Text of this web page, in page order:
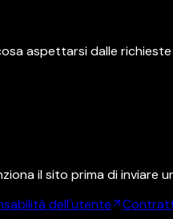
aspettarsi dalle
il sito prima di inviare
dell'utente